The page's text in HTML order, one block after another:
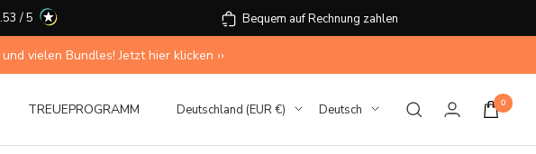
/ 5 Bequem auf Rechnung zahlen
vielen Bundles! Jetzt hier klicken ››
TREUEPROGRAMM Land/Region
Deutschland (EUR €) Sprache
Deutsch 0